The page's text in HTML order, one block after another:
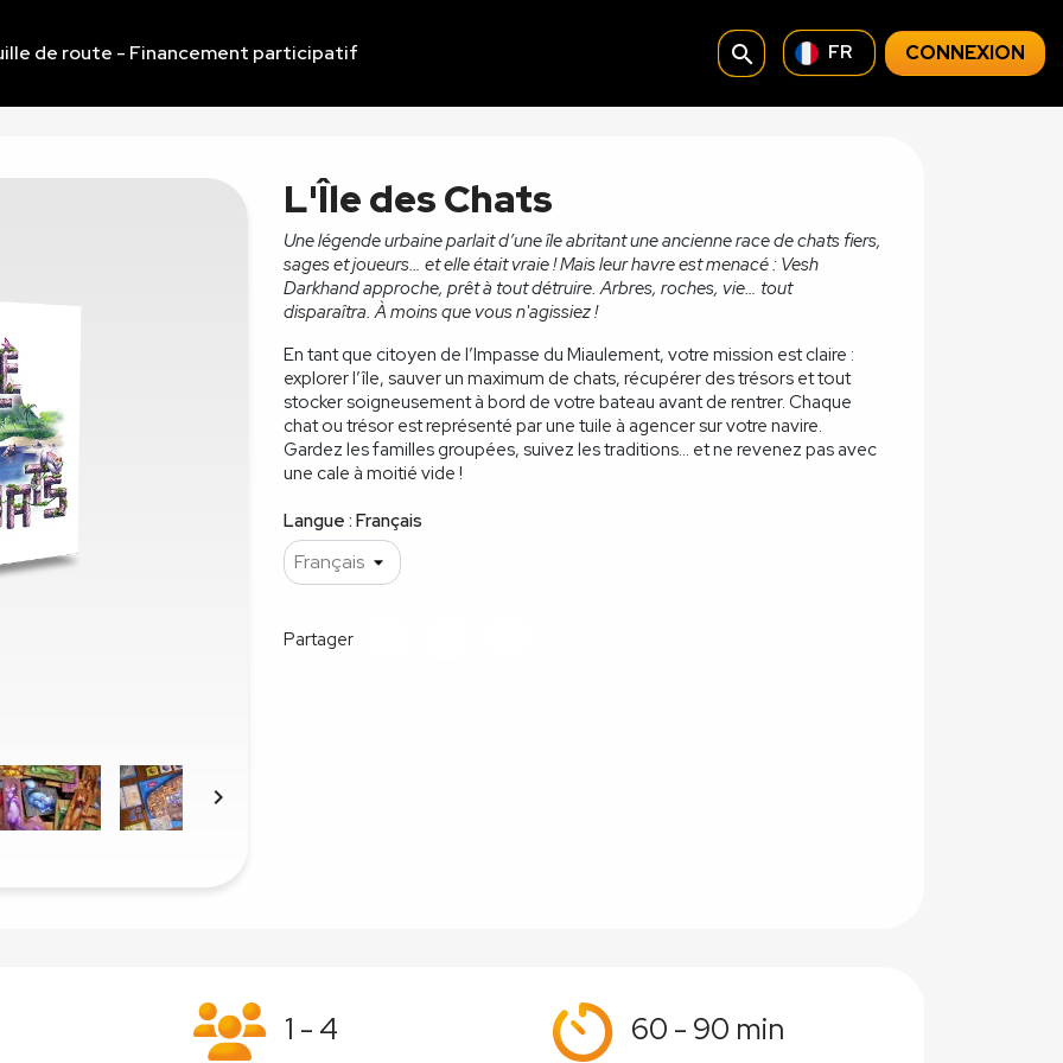
de route - Financement participatif search FR CONNEXION

L'Île des Chats
Une légende urbaine parlait d’une île abritant une ancienne race de chats fiers,
sages et joueurs… et elle était vraie ! Mais leur havre est menacé : Vesh
Darkhand approche, prêt à tout détruire. Arbres, roches, vie… tout
disparaîtra. À moins que vous n'agissiez !
En tant que citoyen de l’Impasse du Miaulement, votre mission est claire :
explorer l’île, sauver un maximum de chats, récupérer des trésors et tout
stocker soigneusement à bord de votre bateau avant de rentrer. Chaque
chat ou trésor est représenté par une tuile à agencer sur votre navire.
Gardez les familles groupées, suivez les traditions… et ne revenez pas avec
une cale à moitié vide !
Langue : Français
Partager
1 - 4 60 - 90 min